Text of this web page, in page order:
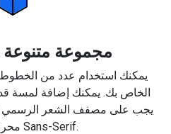
مجموعة
يمكنك استخدام عدد من
الخاص بك. يمكنك إضافة لمسة
محرف حديث أو Sans-Serif.